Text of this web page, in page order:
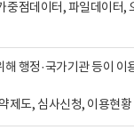
중점데이터, 파일데이터,
행정·국가기관 등이 이
제도, 심사신청, 이용현황